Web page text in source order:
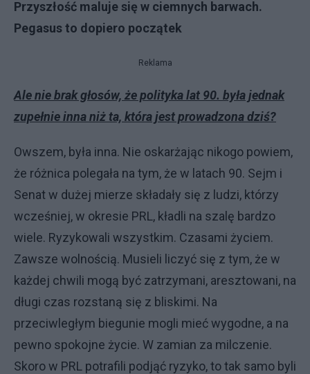
Przyszłość maluje się w ciemnych barwach.
Pegasus to dopiero początek
Reklama
Ale nie brak głosów, że polityka lat 90. była jednak
zupełnie inna niż ta, która jest prowadzona dziś?
Owszem, była inna. Nie oskarżając nikogo powiem,
że różnica polegała na tym, że w latach 90. Sejm i
Senat w dużej mierze składały się z ludzi, którzy
wcześniej, w okresie PRL, kładli na szalę bardzo
wiele. Ryzykowali wszystkim. Czasami życiem.
Zawsze wolnością. Musieli liczyć się z tym, że w
każdej chwili mogą być zatrzymani, aresztowani, na
długi czas rozstaną się z bliskimi. Na
przeciwległym biegunie mogli mieć wygodne, a na
pewno spokojne życie. W zamian za milczenie.
Skoro w PRL potrafili podjąć ryzyko, to tak samo byli